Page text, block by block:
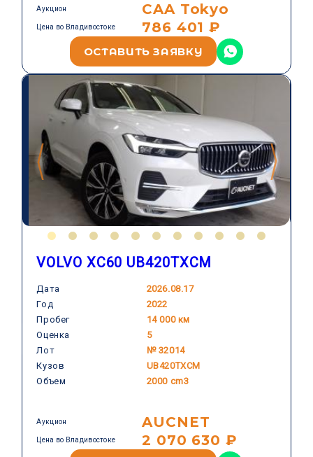
CAA Tokyo
Аукцион
786 401 ₽
Цена во Владивостоке
ОСТАВИТЬ ЗАЯВКУ
VOLVO XC60 UB420TXCM
Дата
2026.08.17
Год
2022
Пробег
14 000 км
Оценка
5
Лот
№ 32014
Кузов
UB420TXCM
Объем
2000 cm3
VOLVO
AUCNET
Аукцион
2 070 630 ₽
Цена во Владивостоке